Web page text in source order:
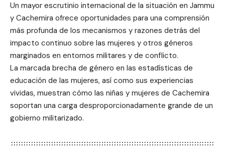
Un mayor escrutinio internacional de la situación en Jammu
y Cachemira ofrece oportunidades para una comprensión
más profunda de los mecanismos y razones detrás del
impacto continuo sobre las mujeres y otros géneros
marginados en entornos militares y de conflicto.
La marcada brecha de género en las estadísticas de
educación de las mujeres, así como sus experiencias
vividas, muestran cómo las niñas y mujeres de Cachemira
soportan una carga desproporcionadamente grande de un
gobierno militarizado.